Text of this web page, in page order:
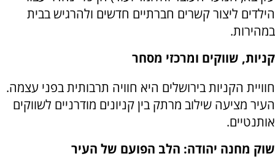
הילדים ליצור קשרים חברתיים חדשים ולהרגיש בבית
במהירות.
קניות, שווקים ומרכזי מסחר
חוויית הקניות בירושלים היא חוויה תרבותית בפני עצמה.
העיר מציעה שילוב מרתק בין קניונים מודרניים לשווקים
אותנטיים.
שוק מחנה יהודה: הלב הפועם של העיר